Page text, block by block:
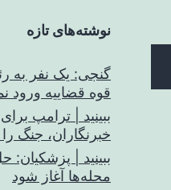
نوشته‌های تازه
گنجی: یک نفر به
قوه قضاییه ورود
ببینید | ترامپ
خبرنگاران، جنگ را
ببینید | پزشکیان:
محله‌ها آغاز شود